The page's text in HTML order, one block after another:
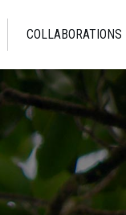
COLLABORATIONS